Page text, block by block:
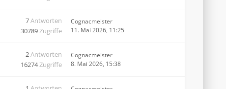
7Antworten
30789Zugriffe
Cognacmeister
11. Mai 2026, 11:25
2Antworten
16274Zugriffe
Cognacmeister
8. Mai 2026, 15:38